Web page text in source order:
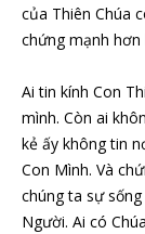
của Thiên Chúa
chứng mạnh
Ai tin kính Con
mình. Còn ai
kẻ ấy không tin
Con Mình. Và
chúng ta sự
Người. Ai có